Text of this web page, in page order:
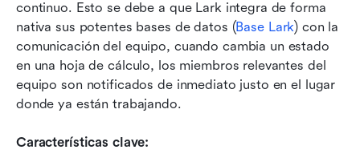
continuo. Esto se debe a que Lark integra de forma
nativa sus potentes bases de datos (Base Lark) con la
comunicación del equipo, cuando cambia un estado
en una hoja de cálculo, los miembros relevantes del
equipo son notificados de inmediato justo en el lugar
donde ya están trabajando.
Características clave: